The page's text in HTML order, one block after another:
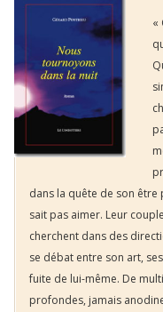
«
dans la quête de son être
sait pas aimer. Leur
cherchent dans des
se débat entre son art,
fuite de lui-même. De
profondes, jamais